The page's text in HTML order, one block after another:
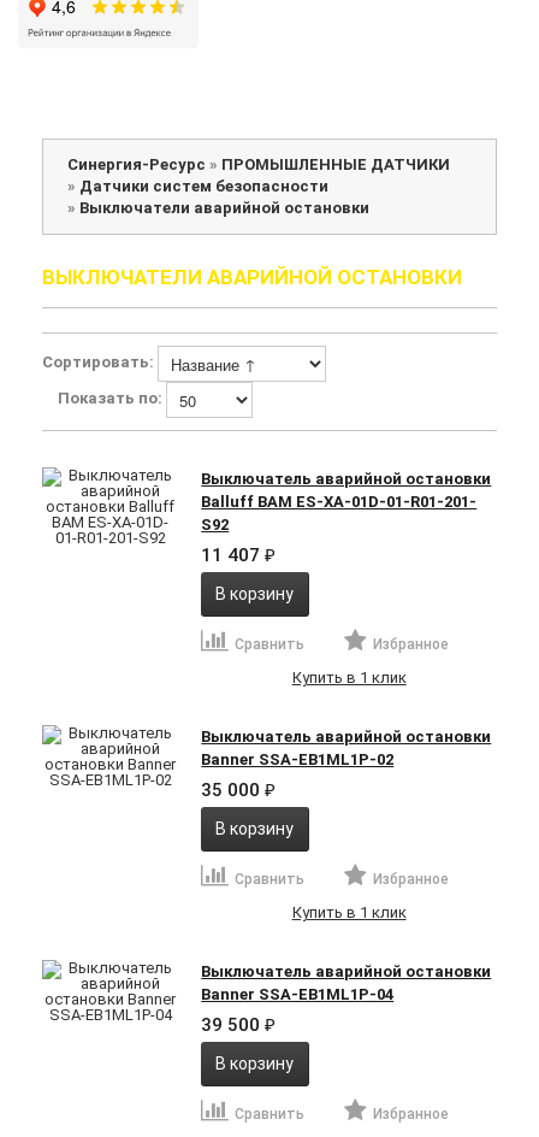
Синергия-Ресурс » ПРОМЫШЛЕННЫЕ ДАТЧИКИ
» Датчики систем безопасности
» Выключатели аварийной остановки
ВЫКЛЮЧАТЕЛИ АВАРИЙНОЙ ОСТАНОВКИ
Сортировать:
Показать по:
Выключатель аварийной остановки
Balluff BAM ES-XA-01D-01-R01-201-
S92
11 407₽
В корзину
Сравнить Избранное
Купить в 1 клик
Выключатель аварийной остановки
Banner SSA-EB1ML1P-02
35 000₽
В корзину
Сравнить Избранное
Купить в 1 клик
Выключатель аварийной остановки
Banner SSA-EB1ML1P-04
39 500₽
В корзину
Сравнить Избранное